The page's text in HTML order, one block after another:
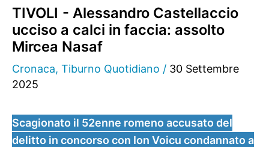
TIVOLI - Alessandro Castellaccio
ucciso a calci in faccia: assolto
Mircea Nasaf
Cronaca, Tiburno Quotidiano / 30 Settembre
2025
Scagionato il 52enne romeno accusato del
delitto in concorso con Ion Voicu condannato a